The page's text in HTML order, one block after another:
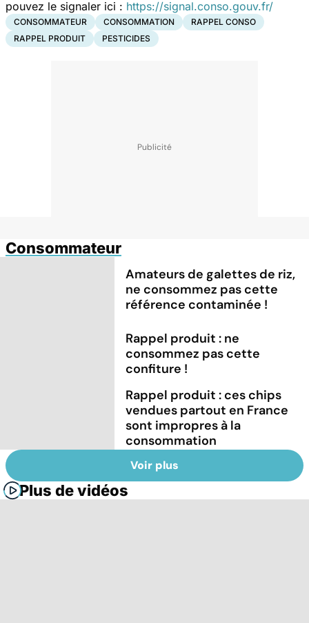
pouvez le signaler ici : https://signal.conso.gouv.fr/
CONSOMMATEUR CONSOMMATION
RAPPEL CONSO
RAPPEL PRODUIT
PESTICIDES
Consommateur
Amateurs de galettes de riz,
ne consommez pas cette
référence contaminée !
Rappel produit : ne
consommez pas cette
confiture !
Rappel produit : ces chips
vendues partout en France
sont impropres à la
consommation
Voir plus
Plus de vidéos